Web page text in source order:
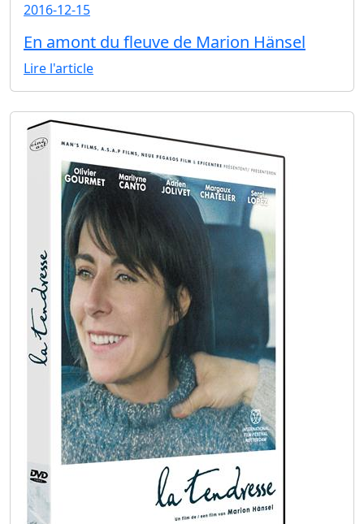
2016-12-15
En amont du fleuve de Marion Hänsel
Lire l'article